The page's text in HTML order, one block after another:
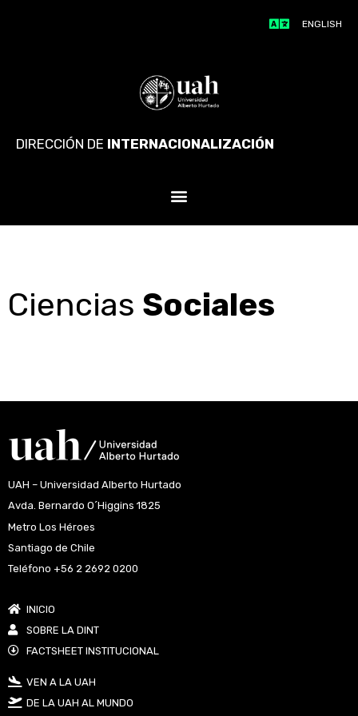
ENGLISH
DIRECCIÓN DE INTERNACIONALIZACIÓN
Ciencias Sociales
UAH – Universidad Alberto Hurtado
Avda. Bernardo O´Higgins 1825
Metro Los Héroes
Santiago de Chile
Teléfono +56 2 2692 0200
INICIO
SOBRE LA DINT
FACTSHEET INSTITUCIONAL
VEN A LA UAH
DE LA UAH AL MUNDO